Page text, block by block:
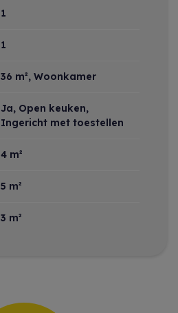
1
1
36 m², Woonkamer
Ja, Open keuken,
Ingericht met toestellen
4 m²
5 m²
3 m²